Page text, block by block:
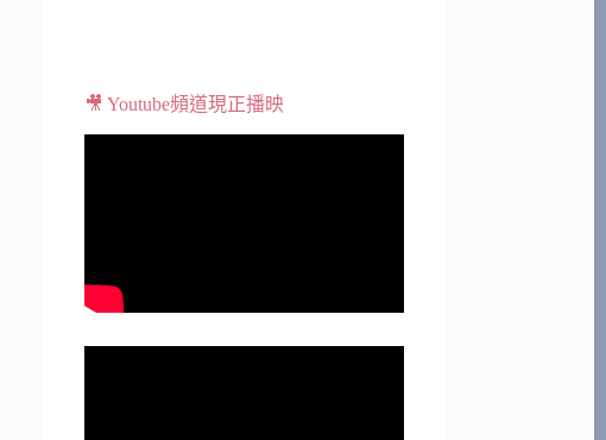
🎥 Youtube頻道現正播映